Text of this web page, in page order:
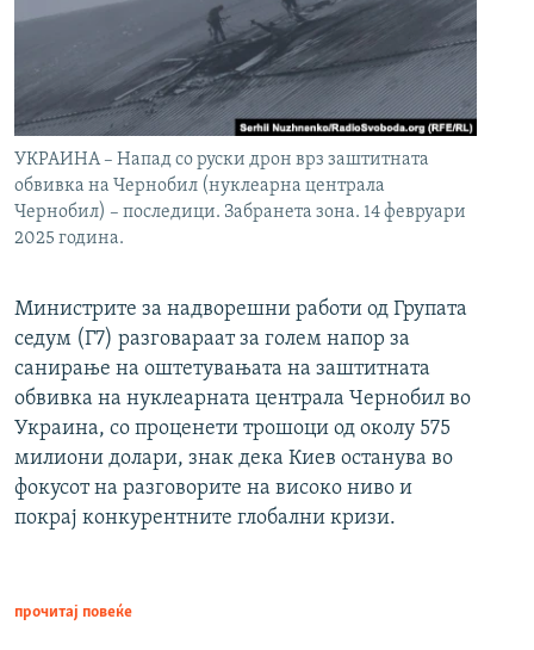
УКРАИНА – Напад со руски дрон врз заштитната
обвивка на Чернобил (нуклеарна централа
Чернобил) – последици. Забранета зона. 14 февруари
2025 година.
Министрите за надворешни работи од Групата
седум (Г7) разговараат за голем напор за
санирање на оштетувањата на заштитната
обвивка на нуклеарната централа Чернобил во
Украина, со проценети трошоци од околу 575
милиони долари, знак дека Киев останува во
фокусот на разговорите на високо ниво и
покрај конкурентните глобални кризи.
прочитај повеќе